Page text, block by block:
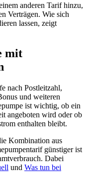
anderen Tarif hinzu,
Verträgen. Wie sich
lassen, zeigt
mit
nach Postleitzahl,
und weiteren
ist wichtig, ob ein
angeboten wird oder ob
enthalten bleibt.
Kombination aus
günstiger ist
Dabei
und Was tun bei